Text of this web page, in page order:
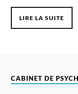
LIRE LA SUITE
CABINET DE